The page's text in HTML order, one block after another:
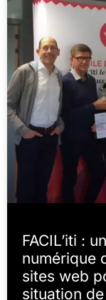
FACIL’iti :
numérique
sites web
situation